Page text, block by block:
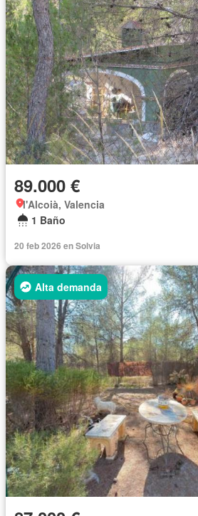
89.000 €
l'Alcoià, Valencia
1 Baño
20 feb 2026 en Solvia
Alta demanda